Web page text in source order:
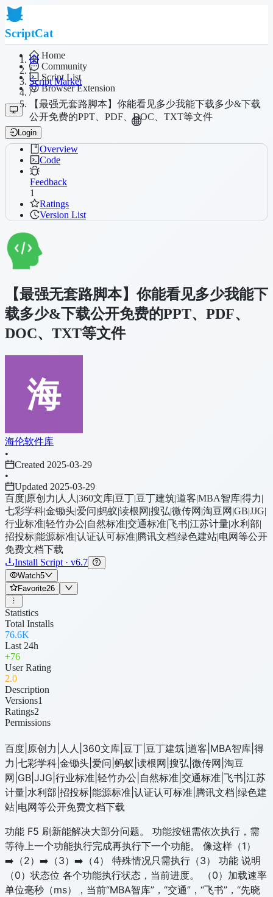
ScriptCat
Home
Community
Script List
Browser Extension
Login
/
Script Market
/
【最强无套路脚本】你能看见多少我能下载多少&下载
公开免费的PPT、PDF、DOC、TXT等文件
Overview
Code
Feedback
1
Ratings
Version List
【最强无套路脚本】你能看见多少我能下
载多少&下载公开免费的PPT、PDF、
DOC、TXT等文件
海伦软件库
•
Created 2025-03-29
•
Updated 2025-03-29
百度|原创力|人人|360文库|豆丁|豆丁建筑|道客|MBA智库|得力|
七彩学科|金锄头|爱问|蚂蚁|读根网|搜弘|微传网|淘豆网|GB|JJG|
行业标准|轻竹办公|自然标准|交通标准|飞书|江苏计量|水利部|
招投标|能源标准|认证认可标准|腾讯文档|绿色建站|电网等公开
免费文档下载
Install Script · v6.7
Watch5
Favorite26
Statistics
Total Installs
76.6K
Last 24h
+76
User Rating
2.0
Description
Versions1
Ratings2
Permissions
百度|原创力|人人|360文库|豆丁|豆丁建筑|道客|MBA智库|得
力|七彩学科|金锄头|爱问|蚂蚁|读根网|搜弘|微传网|淘豆
网|GB|JJG|行业标准|轻竹办公|自然标准|交通标准|飞书|江苏
计量|水利部|招投标|能源标准|认证认可标准|腾讯文档|绿色建
站|电网等公开免费文档下载
功能 F5 刷新能解决大部分问题。 功能按钮需依次执行，需
等待上一个功能执行完成再执行下一个功能。 像这样（1）
➡️（2）➡️（3）➡️（4） 特殊情况只需执行（3） 功能 说明
（0）状态位 各个功能执行状态，当前进度。 （0）加载速率
单位毫秒（ms），当前“MBA智库”，“交通”，“飞书”，“先晓